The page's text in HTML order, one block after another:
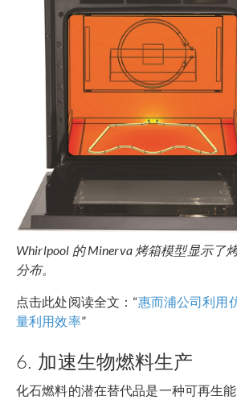
Whirlpool 的 Minerva 烤箱模型显示了
分布。
点击此处阅读全文：“惠而浦公司利用
量利用效率”
6. 加速生物燃料生产
化石燃料的潜在替代品是一种可再生